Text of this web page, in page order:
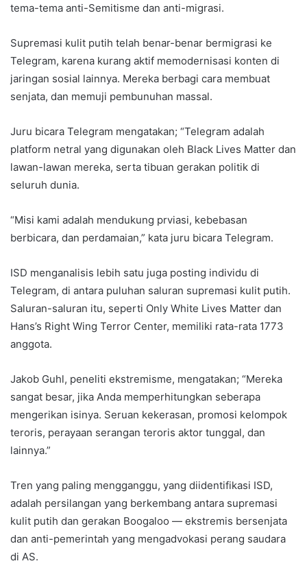
tema-tema anti-Semitisme dan anti-migrasi.
Supremasi kulit putih telah benar-benar bermigrasi ke
Telegram, karena kurang aktif memodernisasi konten di
jaringan sosial lainnya. Mereka berbagi cara membuat
senjata, dan memuji pembunuhan massal.
Juru bicara Telegram mengatakan; “Telegram adalah
platform netral yang digunakan oleh Black Lives Matter dan
lawan-lawan mereka, serta tibuan gerakan politik di
seluruh dunia.
“Misi kami adalah mendukung prviasi, kebebasan
berbicara, dan perdamaian,” kata juru bicara Telegram.
ISD menganalisis lebih satu juga posting individu di
Telegram, di antara puluhan saluran supremasi kulit putih.
Saluran-saluran itu, seperti Only White Lives Matter dan
Hans’s Right Wing Terror Center, memiliki rata-rata 1773
anggota.
Jakob Guhl, peneliti ekstremisme, mengatakan; “Mereka
sangat besar, jika Anda memperhitungkan seberapa
mengerikan isinya. Seruan kekerasan, promosi kelompok
teroris, perayaan serangan teroris aktor tunggal, dan
lainnya.”
Tren yang paling mengganggu, yang diidentifikasi ISD,
adalah persilangan yang berkembang antara supremasi
kulit putih dan gerakan Boogaloo — ekstremis bersenjata
dan anti-pemerintah yang mengadvokasi perang saudara
di AS.